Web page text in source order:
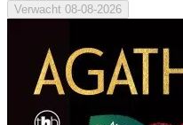
Verwacht 08-08-2026